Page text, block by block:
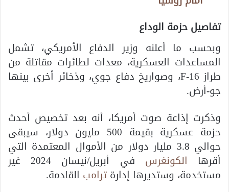
تفاصيل حزمة الوداع
وبحسب ما أعلنه وزير الدفاع الأمريكي، تشمل
المساعدات العسكرية، معدات لطائرات مقاتلة من
طراز F-16، وصواريخ دفاع جوي، وذخائر أخرى بينها
جو-أرض.
وذكرت إذاعة صوت أمريكا، أنه بعد تخصيص أحدث
حزمة عسكرية بقيمة 500 مليون دولار، سيبقى
حوالي 3.8 مليار دولار من الأموال المعتمدة التي
أقرها الكونغرس
في أبريل/نيسان 2024 غير
مستخدمة، وستديرها إدارة ترامب القادمة.